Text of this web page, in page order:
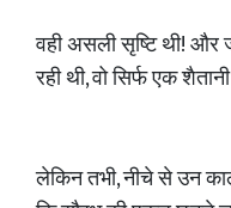
वही असली सृष्टि थी!
रही थी, वो सिर्फ एक
लेकिन तभी, नीचे से उन